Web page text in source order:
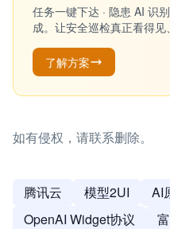
任务一键下达 · 隐患 AI 识
成。让安全巡检真正看得见
了解方案
如有侵权，请联系删除。
腾讯云 模型2UI AI
OpenAI Widget协议